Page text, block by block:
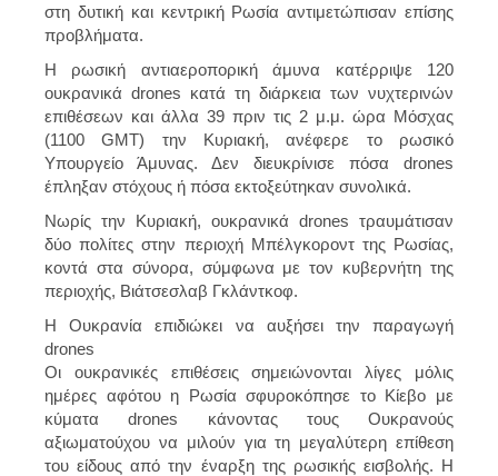
στη δυτική και κεντρική Ρωσία αντιμετώπισαν επίσης
προβλήματα.
Η ρωσική αντιαεροπορική άμυνα κατέρριψε 120
ουκρανικά drones κατά τη διάρκεια των νυχτερινών
επιθέσεων και άλλα 39 πριν τις 2 μ.μ. ώρα Μόσχας
(1100 GMT) την Κυριακή, ανέφερε το ρωσικό
Υπουργείο Άμυνας. Δεν διευκρίνισε πόσα drones
έπληξαν στόχους ή πόσα εκτοξεύτηκαν συνολικά.
Νωρίς την Κυριακή, ουκρανικά drones τραυμάτισαν
δύο πολίτες στην περιοχή Μπέλγκοροντ της Ρωσίας,
κοντά στα σύνορα, σύμφωνα με τον κυβερνήτη της
περιοχής, Βιάτσεσλαβ Γκλάντκοφ.
Η Ουκρανία επιδιώκει να αυξήσει την παραγωγή
drones
Οι ουκρανικές επιθέσεις σημειώνονται λίγες μόλις
ημέρες αφότου η Ρωσία σφυροκόπησε το Κίεβο με
κύματα drones κάνοντας τους Ουκρανούς
αξιωματούχου να μιλούν για τη μεγαλύτερη επίθεση
του είδους από την έναρξη της ρωσικής εισβολής. Η